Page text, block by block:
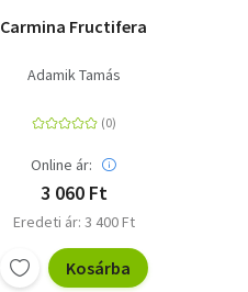
Carmina Fructifera
Adamik Tamás
Online ár:
3 060 Ft
Eredeti ár: 3 400 Ft
Kosárba